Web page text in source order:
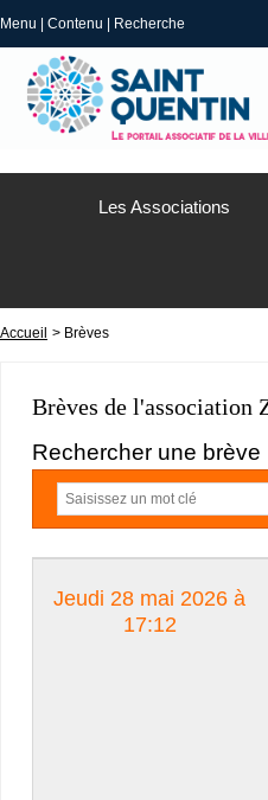
Menu Contenu Recherche
Les Associations
Accueil > Brèves
Brèves de
Rechercher une brève
Jeudi 28 mai 2026 à
17:12